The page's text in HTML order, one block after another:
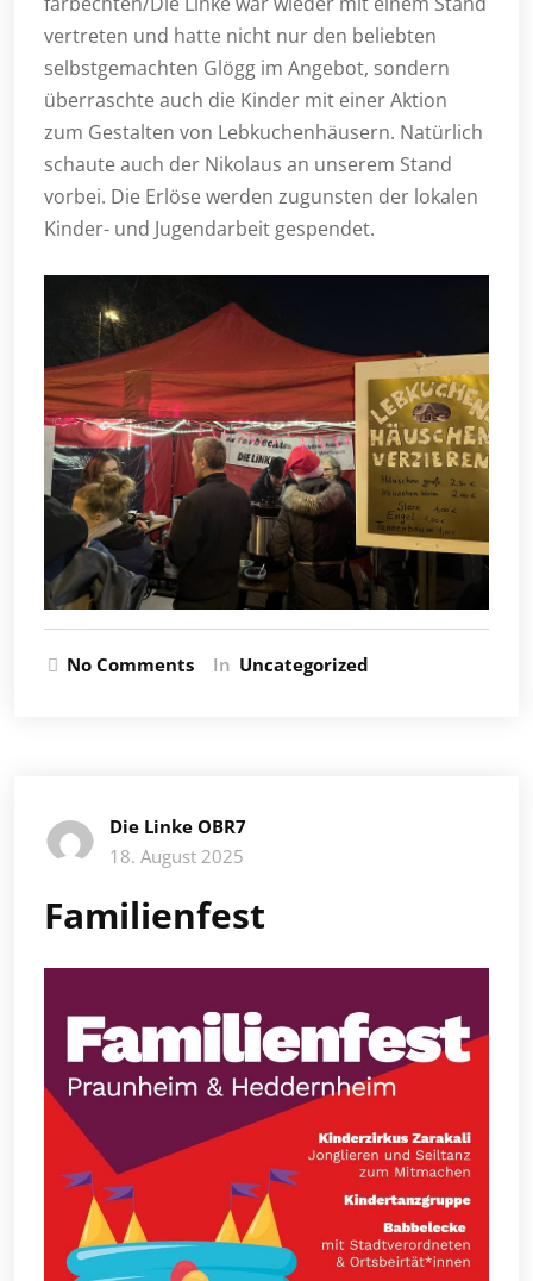
vertreten und hatte nicht nur den beliebten
selbstgemachten Glögg im Angebot, sondern
überraschte auch die Kinder mit einer Aktion
zum Gestalten von Lebkuchenhäusern. Natürlich
schaute auch der Nikolaus an unserem Stand
vorbei. Die Erlöse werden zugunsten der lokalen
Kinder- und Jugendarbeit gespendet.
No Comments In Uncategorized
Die Linke OBR7
18. August 2025
Familienfest